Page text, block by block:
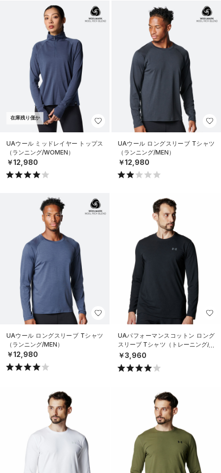
在庫残り僅か
UAウール ミッドレイヤー トップス
（ランニング/WOMEN）
￥12,980
UAウール ロングスリーブ Tシャツ
（ランニング/MEN）
￥12,980
UAウール ロングスリーブ Tシャツ
（ランニング/MEN）
￥12,980
UAパフォーマンスコットン ロング
スリーブ Tシャツ（トレーニング/M
EN）
￥3,960